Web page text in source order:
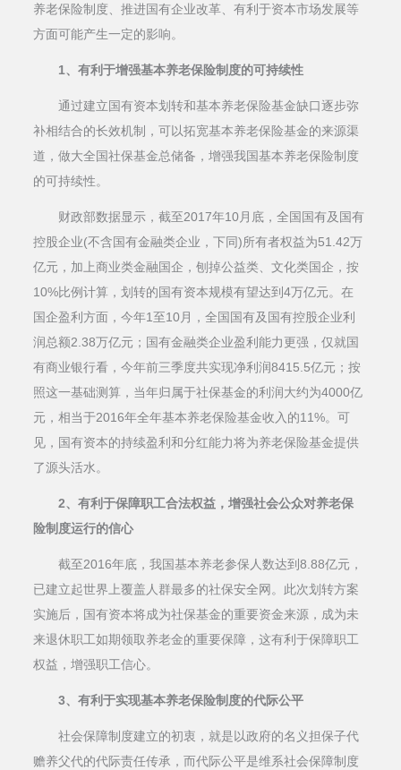
养老保险制度、推进国有企业改革、有利于资本市场发展等
方面可能产生一定的影响。
1、有利于增强基本养老保险制度的可持续性
通过建立国有资本划转和基本养老保险基金缺口逐步弥
补相结合的长效机制，可以拓宽基本养老保险基金的来源渠
道，做大全国社保基金总储备，增强我国基本养老保险制度
的可持续性。
财政部数据显示，截至2017年10月底，全国国有及国有
控股企业(不含国有金融类企业，下同)所有者权益为51.42万
亿元，加上商业类金融国企，刨掉公益类、文化类国企，按
10%比例计算，划转的国有资本规模有望达到4万亿元。在
国企盈利方面，今年1至10月，全国国有及国有控股企业利
润总额2.38万亿元；国有金融类企业盈利能力更强，仅就国
有商业银行看，今年前三季度共实现净利润8415.5亿元；按
照这一基础测算，当年归属于社保基金的利润大约为4000亿
元，相当于2016年全年基本养老保险基金收入的11%。可
见，国有资本的持续盈利和分红能力将为养老保险基金提供
了源头活水。
2、有利于保障职工合法权益，增强社会公众对养老保
险制度运行的信心
截至2016年底，我国基本养老参保人数达到8.88亿元，
已建立起世界上覆盖人群最多的社保安全网。此次划转方案
实施后，国有资本将成为社保基金的重要资金来源，成为未
来退休职工如期领取养老金的重要保障，这有利于保障职工
权益，增强职工信心。
3、有利于实现基本养老保险制度的代际公平
社会保障制度建立的初衷，就是以政府的名义担保子代
赡养父代的代际责任传承，而代际公平是维系社会保障制度